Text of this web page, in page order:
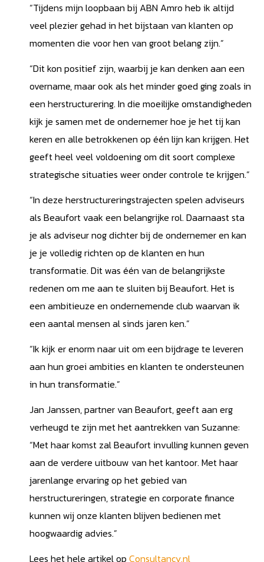
“Tijdens mijn loopbaan bij ABN Amro heb ik altijd
veel plezier gehad in het bijstaan van klanten op
momenten die voor hen van groot belang zijn.”
“Dit kon positief zijn, waarbij je kan denken aan een
overname, maar ook als het minder goed ging zoals in
een herstructurering. In die moeilijke omstandigheden
kijk je samen met de ondernemer hoe je het tij kan
keren en alle betrokkenen op één lijn kan krijgen. Het
geeft heel veel voldoening om dit soort complexe
strategische situaties weer onder controle te krijgen.”
“In deze herstructureringstrajecten spelen adviseurs
als Beaufort vaak een belangrijke rol. Daarnaast sta
je als adviseur nog dichter bij de ondernemer en kan
je je volledig richten op de klanten en hun
transformatie. Dit was één van de belangrijkste
redenen om me aan te sluiten bij Beaufort. Het is
een ambitieuze en ondernemende club waarvan ik
een aantal mensen al sinds jaren ken.”
“Ik kijk er enorm naar uit om een bijdrage te leveren
aan hun groei ambities en klanten te ondersteunen
in hun transformatie.”
Jan Janssen, partner van Beaufort, geeft aan erg
verheugd te zijn met het aantrekken van Suzanne:
“Met haar komst zal Beaufort invulling kunnen geven
aan de verdere uitbouw van het kantoor. Met haar
jarenlange ervaring op het gebied van
herstructureringen, strategie en corporate finance
kunnen wij onze klanten blijven bedienen met
hoogwaardig advies.”
Lees het hele artikel op Consultancy.nl